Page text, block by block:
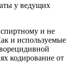
у ведущих
и не
и используемые
кодирование от